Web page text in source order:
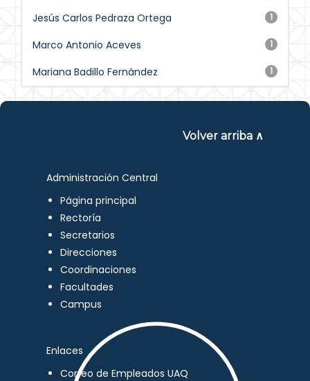
1
Jesús Carlos Pedraza Ortega
1
Marco Antonio Aceves
1
Mariana Badillo Fernández
Volver arriba ∧
Administración Central
Página principal
Rectoría
Secretarios
Direcciones
Coordinaciones
Facultades
Campus
Enlaces
Correo de Empleados UAQ